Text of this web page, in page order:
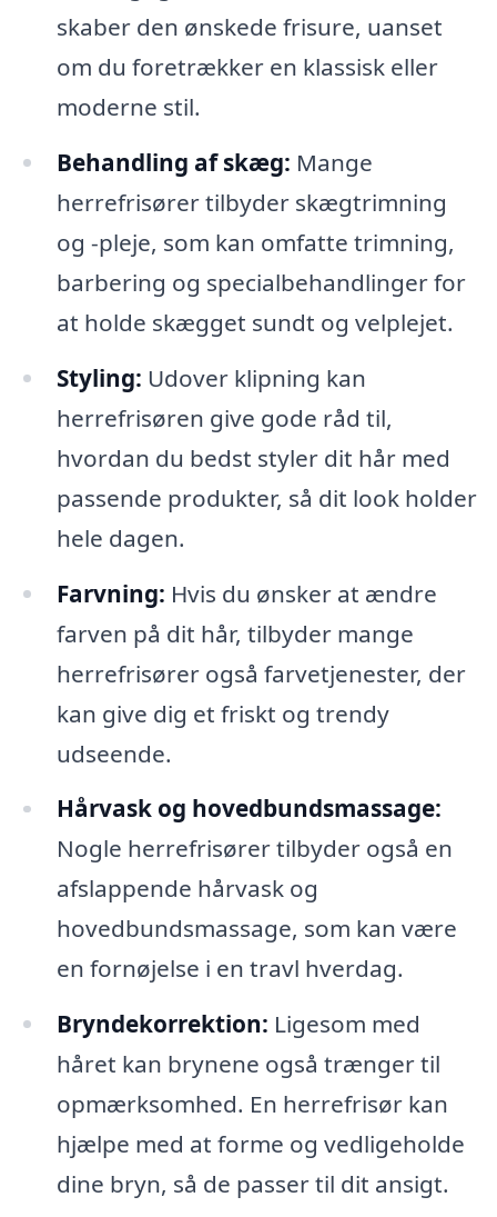
skaber den ønskede frisure, uanset
om du foretrækker en klassisk eller
moderne stil.
Behandling af skæg: Mange
herrefrisører tilbyder skægtrimning
og -pleje, som kan omfatte trimning,
barbering og specialbehandlinger for
at holde skægget sundt og velplejet.
Styling: Udover klipning kan
herrefrisøren give gode råd til,
hvordan du bedst styler dit hår med
passende produkter, så dit look holder
hele dagen.
Farvning: Hvis du ønsker at ændre
farven på dit hår, tilbyder mange
herrefrisører også farvetjenester, der
kan give dig et friskt og trendy
udseende.
Hårvask og hovedbundsmassage:
Nogle herrefrisører tilbyder også en
afslappende hårvask og
hovedbundsmassage, som kan være
en fornøjelse i en travl hverdag.
Bryndekorrektion: Ligesom med
håret kan brynene også trænger til
opmærksomhed. En herrefrisør kan
hjælpe med at forme og vedligeholde
dine bryn, så de passer til dit ansigt.